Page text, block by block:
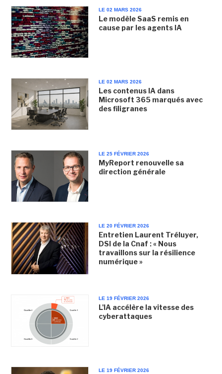
LE 02 MARS 2026
Le modèle SaaS remis en
cause par les agents IA
LE 02 MARS 2026
Les contenus IA dans
Microsoft 365 marqués avec
des filigranes
LE 25 FÉVRIER 2026
MyReport renouvelle sa
direction générale
LE 20 FÉVRIER 2026
Entretien Laurent Tréluyer,
DSI de la Cnaf : « Nous
travaillons sur la résilience
numérique »
LE 19 FÉVRIER 2026
L'IA accélère la vitesse des
cyberattaques
LE 19 FÉVRIER 2026